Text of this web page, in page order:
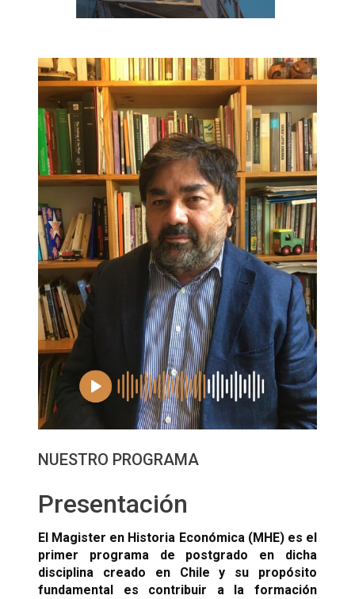
NUESTRO PROGRAMA
Presentación
El Magister en Historia Económica (MHE) es el
primer programa de postgrado en dicha
disciplina creado en Chile
y su propósito
fundamental es contribuir a la formación